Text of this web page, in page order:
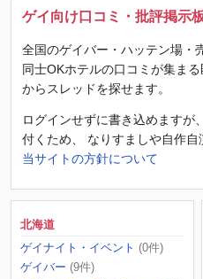
ゲイ向け口コミ・批評掲示
全国のゲイバー・ハッテン場・
同士OKホテルの口コミが集ま
からスレッドを探せます。
ログインせずに書き込めますが
付くため、 なりすましや自作自
当サイトの方針について
北海道
ゲイナイト・イベント (0件)
ゲイバー (9件)